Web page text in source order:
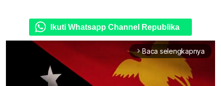
Ikuti Whatsapp Channel Republika
arrow_forward_ios Baca selengkapnya